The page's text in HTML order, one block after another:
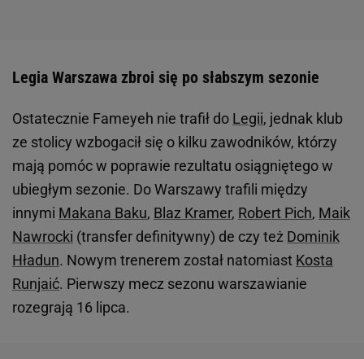
Legia Warszawa zbroi się po słabszym sezonie
Ostatecznie Fameyeh nie trafił do Legii, jednak klub
ze stolicy wzbogacił się o kilku zawodników, którzy
mają pomóc w poprawie rezultatu osiągniętego w
ubiegłym sezonie. Do Warszawy trafili między
innymi Makana Baku, Blaz Kramer, Robert Pich, Maik
Nawrocki (transfer definitywny) de czy też Dominik
Hładun. Nowym trenerem został natomiast Kosta
Runjaić. Pierwszy mecz sezonu warszawianie
rozegrają 16 lipca.